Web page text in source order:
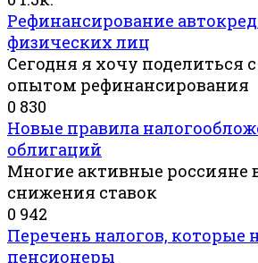
Рефинансирование
физических лиц
Сегодня я хочу поделиться
опытом рефинансирования
0 830
Новые правила
облигаций
Многие активные россияне
снижения ставок
0 942
Перечень налогов, которые
пенсионеры